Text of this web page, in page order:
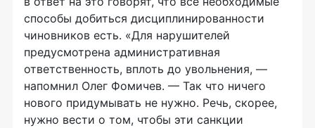
способы добиться дисциплинированности
чиновников есть. «Для нарушителей
предусмотрена административная
ответственность, вплоть до увольнения, —
напомнил Олег Фомичев. — Так что ничего
нового придумывать не нужно. Речь, скорее,
нужно вести о том, чтобы эти санкции